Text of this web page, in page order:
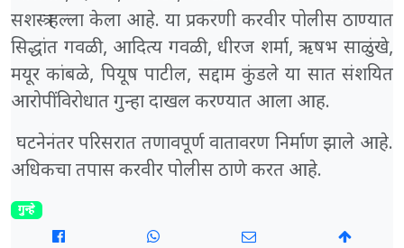
सशस्त्र हल्ला केला आहे. या प्रकरणी करवीर पोलीस ठाण्यात
सिद्धांत गवळी, आदित्य गवळी, धीरज शर्मा, ऋषभ साळुंखे,
मयूर कांबळे, पियूष पाटील, सद्दाम कुंडले या सात संशयित
आरोपींविरोधात गुन्हा दाखल करण्यात आला आह.
घटनेनंतर परिसरात तणावपूर्ण वातावरण निर्माण झाले आहे.
अधिकचा तपास करवीर पोलीस ठाणे करत आहे.
गुन्हे